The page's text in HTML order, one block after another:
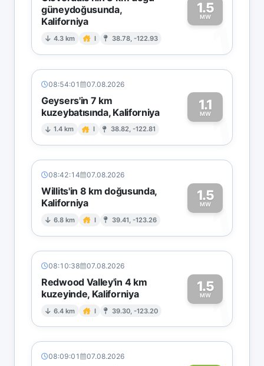
güneydoğusunda,
Kaliforniya
4.3 km I 38.78, -122.93
1.5
MW
1
08:54:01 07.08.2026
Geysers'in 7 km
kuzeybatısında, Kaliforniya
1.4 km I 38.82, -122.81
1.1
MW1
08:42:14 07.08.2026
Willits'in 8 km doğusunda,
Kaliforniya
6.8 km I 39.41, -123.26
1.5
MW1
08:10:38 07.08.2026
Redwood Valley'in 4 km
kuzeyinde, Kaliforniya
6.4 km I 39.30, -123.20
1.5
MW1
08:09:01 07.08.2026